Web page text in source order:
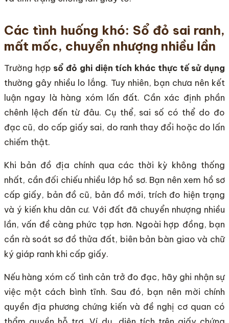
Các tình huống khó: Sổ đỏ sai ranh,
mất mốc, chuyển nhượng nhiều lần
Trường hợp sổ đỏ ghi diện tích khác thực tế sử dụng
thường gây nhiều lo lắng. Tuy nhiên, bạn chưa nên kết
luận ngay là hàng xóm lấn đất. Cần xác định phần
chênh lệch đến từ đâu. Cụ thể, sai số có thể do đo
đạc cũ, do cấp giấy sai, do ranh thay đổi hoặc do lấn
chiếm thật.
Khi bản đồ địa chính qua các thời kỳ không thống
nhất, cần đối chiếu nhiều lớp hồ sơ. Bạn nên xem hồ sơ
cấp giấy, bản đồ cũ, bản đồ mới, trích đo hiện trạng
và ý kiến khu dân cư. Với đất đã chuyển nhượng nhiều
lần, vấn đề càng phức tạp hơn. Ngoài hợp đồng, bạn
cần rà soát sơ đồ thửa đất, biên bản bàn giao và chữ
ký giáp ranh khi cấp giấy.
Nếu hàng xóm cố tình cản trở đo đạc, hãy ghi nhận sự
việc một cách bình tĩnh. Sau đó, bạn nên mời chính
quyền địa phương chứng kiến và đề nghị cơ quan có